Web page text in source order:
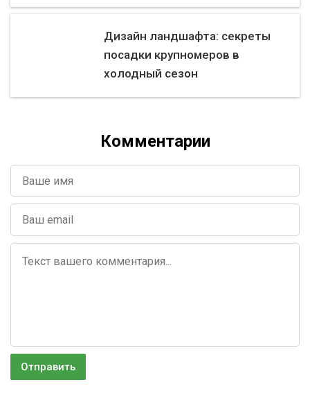
Дизайн ландшафта: секреты
посадки крупномеров в
холодный сезон
Комментарии